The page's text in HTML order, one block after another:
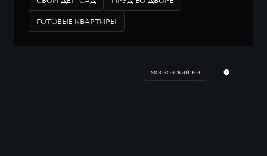
ГОТОВЫЕ КВАРТИРЫ
МОСКОВСКИЙ Р-Н